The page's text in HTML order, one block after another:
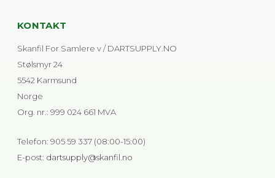
KONTAKT
Skanfil For Samlere v / DARTSUPPLY.NO
Stølsmyr 24
5542 Karmsund
Norge
Org. nr.: 999 024 661 MVA
Telefon: 905 59 337 (08:00-15:00)
E-post: dartsupply@skanfil.no